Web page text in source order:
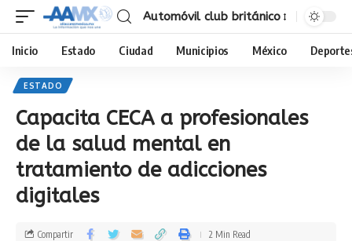
Automóvil club británico
Inicio Estado Ciudad Municipios México
ESTADO
Capacita CECA a profesionales
de la salud mental en
tratamiento de adicciones
digitales
Compartir 2 Min Read